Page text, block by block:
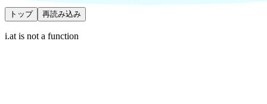
トップ 再読み込み
i.at is not a function